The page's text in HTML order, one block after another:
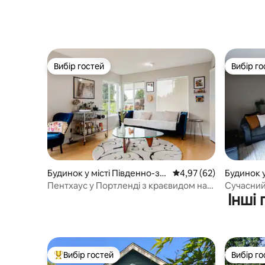
Вибір гостей
Вибір гостей
Будинок у місті Південно-за
хідний Портленд
Середня оцінка: 4,97
4,97 (62)
Пентхаус у Портленді з краєвидом на
Вибір
Вибір
Будинок
будинок
Топ вибір гостей
Вибір гостей Вибір
Вибір